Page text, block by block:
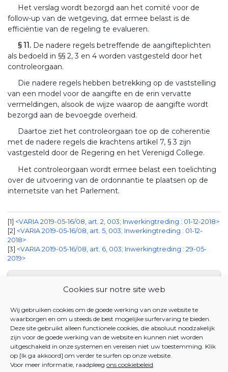
Cookies sur notre site web
Wij gebruiken cookies om de goede werking van onze website te
waarborgen en om u steeds de best mogelijke surfervaring te bieden.
Deze site gebruikt alleen functionele cookies, die absoluut noodzakelijk
zijn voor de goede werking van de website en kunnen niet worden
uitgeschakeld in onze systemen en vereisen niet uw toestemming. Klik
op [Ik ga akkoord] om verder te surfen op onze website.
Voor meer informatie, raadpleeg ons cookiebeleid.
Het verslag wordt bezorgd aan het comité voor de
follow-up van de wetgeving, dat ermee belast is de
efficiëntie van de regeling te evalueren.
§ 11. De nadere regels betreffende de aangifteplichten
als bedoeld in §§ 2, 3 en 4 worden vastgesteld door het
controleorgaan.
Die nadere regels hebben betrekking op de vaststelling
van een model voor de aangifte en de erin vervatte
vermeldingen, alsook de wijze waarop de aangifte wordt
bezorgd aan de bevoegde overheid.
Daartoe ziet het controleorgaan toe op de coherentie
met de nadere regels die krachtens artikel 7, § 3 zijn
vastgesteld door de Regering en het Verenigd College.
Het controleorgaan wordt ermee belast een toelichting
over de uitvoering van de ordonnantie te plaatsen op de
internetsite van het Parlement.
1 <VARIA 2019-05-16/08, art. 2, 003; Inwerkingtreding : 01-12-2018>
2 <VARIA 2019-05-16/08, art. 5, 003; Inwerkingtreding : 01-12-
2018>
3 <VARIA 2019-05-16/08, art. 6, 003; Inwerkingtreding : 29-05-
2019>
14 DECEMBER 2017. - Ordonnantie van het Brussels
Hoofdstedelijk Gewest en de Gemeenschappelijke
Gemeenschapscommissie betreffende de transparantie
van de bezoldigingen en voordelen van de Brusselse
openbare mandatarissen